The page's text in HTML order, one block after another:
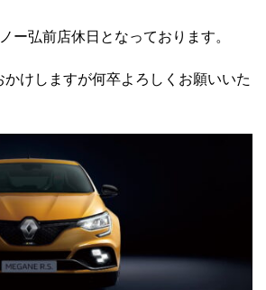
ー弘前店休日となっております。
けしますが何卒よろしくお願いいた